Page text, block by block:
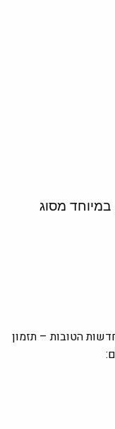
מסוג
החדשות הטובות – תזמון